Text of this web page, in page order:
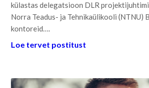
külastas delegatsioon DLR
Norra Teadus- ja Tehnikaülikooli (NTNU)
kontoreid….
Loe tervet postitust